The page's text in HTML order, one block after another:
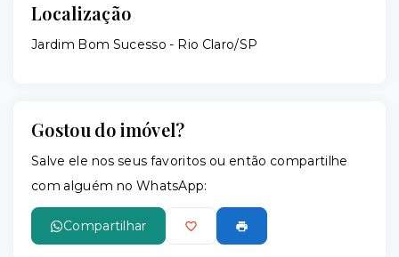
Localização
Jardim Bom Sucesso - Rio Claro/SP
Gostou do imóvel?
Salve ele nos seus favoritos ou então compartilhe
com alguém no WhatsApp:
Compartilhar